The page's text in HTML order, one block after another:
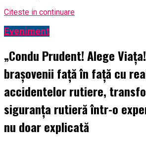
Citeste in continuare
Eveniment
„Condu Prudent! Alege
brașovenii față în față cu
accidentelor rutiere,
siguranța rutieră într-o
nu doar explicată